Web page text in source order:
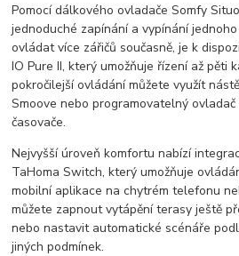
Pomocí dálkového ovladače Somfy
jednoduché zapínání a vypínání
ovládat více zářičů současně, je k
IO Pure II, který umožňuje řízení až pěti
pokročilejší ovládání můžete využít
Smoove nebo programovatelný
časovače.
Nejvyšší úroveň komfortu nabízí
TaHoma Switch, který umožňuje
mobilní aplikace na chytrém telefonu
můžete zapnout vytápění terasy ještě
nebo nastavit automatické scénáře
jiných podmínek.